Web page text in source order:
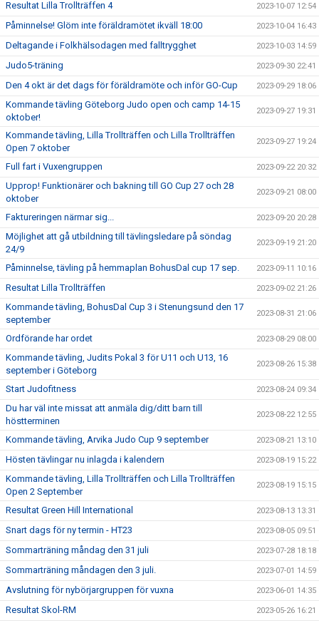
Resultat Lilla Trollträffen 4 2023-10-07 12:54
Påminnelse! Glöm inte föräldramötet ikväll 18:00 2023-10-04 16:43
Deltagande i Folkhälsodagen med falltrygghet 2023-10-03 14:59
Judo5-träning 2023-09-30 22:41
Den 4 okt är det dags för föräldramöte och inför GO-Cup 2023-09-29 18:06
Kommande tävling Göteborg Judo open och camp 14-15
oktober!
2023-09-27 19:31
Kommande tävling, Lilla Trollträffen och Lilla Trollträffen
Open 7 oktober
2023-09-27 19:24
Full fart i Vuxengruppen 2023-09-22 20:32
Upprop! Funktionärer och bakning till GO Cup 27 och 28
oktober
2023-09-21 08:00
Faktureringen närmar sig... 2023-09-20 20:28
Möjlighet att gå utbildning till tävlingsledare på söndag
24/9
2023-09-19 21:20
Påminnelse, tävling på hemmaplan BohusDal cup 17 sep. 2023-09-11 10:16
Resultat Lilla Trollträffen 2023-09-02 21:26
Kommande tävling, BohusDal Cup 3 i Stenungsund den 17
september
2023-08-31 21:06
Ordförande har ordet 2023-08-29 08:00
Kommande tävling, Judits Pokal 3 för U11 och U13, 16
september i Göteborg
2023-08-26 15:38
Start Judofitness 2023-08-24 09:34
Du har väl inte missat att anmäla dig/ditt barn till
höstterminen
2023-08-22 12:55
Kommande tävling, Arvika Judo Cup 9 september 2023-08-21 13:10
Hösten tävlingar nu inlagda i kalendern 2023-08-19 15:22
Kommande tävling, Lilla Trollträffen och Lilla Trollträffen
Open 2 September
2023-08-19 15:15
Resultat Green Hill International 2023-08-13 13:31
Snart dags för ny termin - HT23 2023-08-05 09:51
Sommarträning måndag den 31 juli 2023-07-28 18:18
Sommarträning måndagen den 3 juli. 2023-07-01 14:59
Avslutning för nybörjargruppen för vuxna 2023-06-01 14:35
Resultat Skol-RM 2023-05-26 16:21